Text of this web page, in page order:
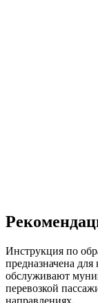
Инструкция по
предназначена
обслуживают
перевозкой
направлениях.